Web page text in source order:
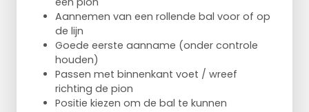
Aannemen van een rollende bal voor of op
de lijn
Goede eerste aanname (onder controle
houden)
Passen met binnenkant voet / wreef
richting de pion
Positie kiezen om de bal te kunnen